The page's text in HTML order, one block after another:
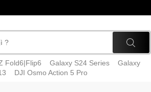
Fold6|Flip6 Galaxy S24 Series
Galaxy
DJI Osmo Action 5 Pro